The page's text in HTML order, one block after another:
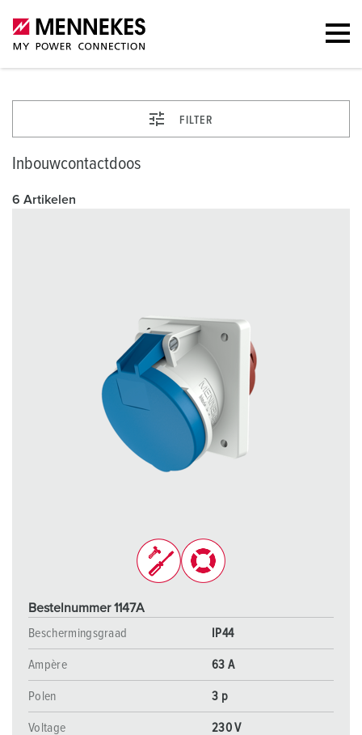
FILTER
Inbouwcontactdoos
6 Artikelen
Bestelnummer 1147A
Beschermingsgraad
IP44
Ampère 63 A
Polen 3 p
Voltage 230 V